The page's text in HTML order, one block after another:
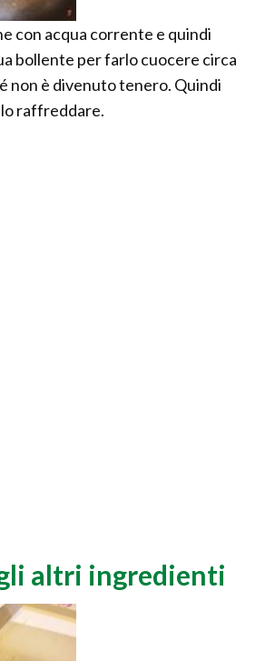
con acqua corrente e quindi
bollente per farlo cuocere circa
non è divenuto tenero. Quindi
raffreddare.
altri ingredienti